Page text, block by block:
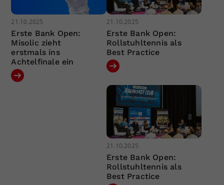
21.10.2025
Erste Bank Open:
Misolic zieht
erstmals ins
Achtelfinale ein
21.10.2025
Erste Bank Open:
Rollstuhltennis als
Best Practice
21.10.2025
Erste Bank Open:
Rollstuhltennis als
Best Practice